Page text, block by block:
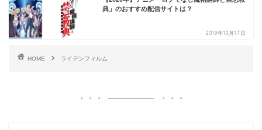
典」のおすすめ配信サイトは？
2019年12月17日
HOME ライデンフィルム